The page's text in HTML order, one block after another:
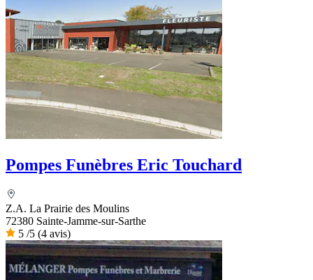
Pompes Funèbres Eric Touchard
Z.A. La Prairie des Moulins
72380 Sainte-Jamme-sur-Sarthe
5 /5 (4 avis)